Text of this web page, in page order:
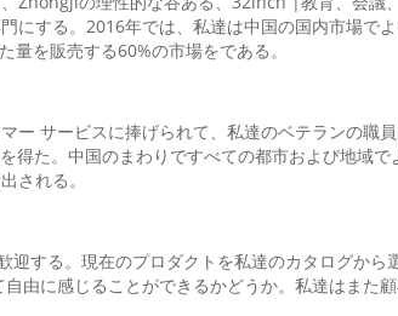
にする。2016年では、私達は中国の国内市場で
を販売する60%の市場をである。
ー サービスに捧げられて、私達のベテランの職
得た。中国のまわりですべての都市および地域
される。
迎する。現在のプロダクトを私達のカタログか
由に感じることができるかどうか。私達はまた